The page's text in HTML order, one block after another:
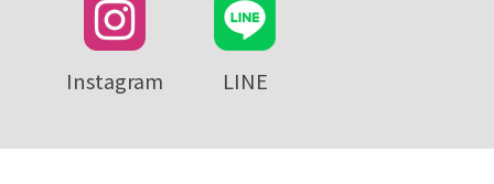
Instagram LINE